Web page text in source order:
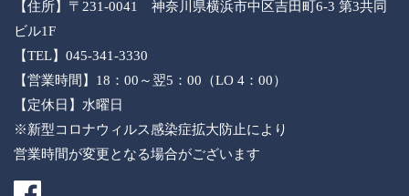
【住所】〒231-0041 神奈川県横浜市中区吉田町6-3 第3共同
ビル1F
【TEL】045-341-3330
【営業時間】18：00～翌5：00（LO 4：00）
【定休日】水曜日
※新型コロナウィルス感染症拡大防止により
営業時間が変更となる場合がございます